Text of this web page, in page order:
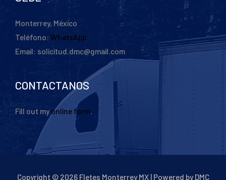
Monterrey, México
Teléfono: WhatsApp
Email: solicitud.dmc@gmail.com
CONTACTANOS
Fill out my online form.
Copyright © 2026 Fletes Monterrey MX | Powered by DMC